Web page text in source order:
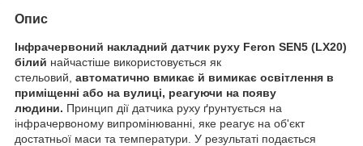
Опис
Інфрачервоний накладний датчик руху Feron SEN5 (LX20)
білий найчастіше використовується як
стельовий, автоматично вмикає й вимикає освітлення в
приміщенні або на вулиці, реагуючи на появу
людини. Принцип дії датчика руху ґрунтується на
інфрачервоному випромінюванні, яке реагує на об'єкт
достатньої маси та температури. У результаті подається